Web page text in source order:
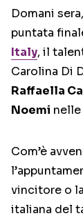
Domani
puntata
Italy, il
Carolina Di
Raffaella
Noemi
Com’è
vincitore o
italiana del